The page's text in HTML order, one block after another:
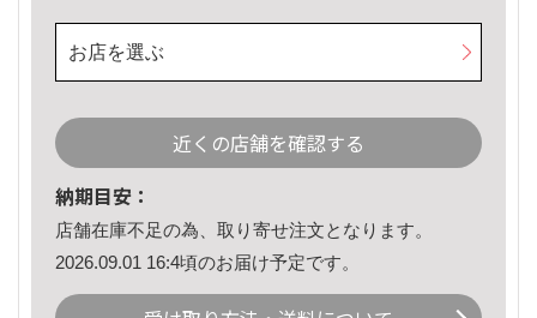
お店を選ぶ
近くの店舗を確認する
納期目安：
店舗在庫不足の為、取り寄せ注文となります。
2026.09.01 16:4頃のお届け予定です。